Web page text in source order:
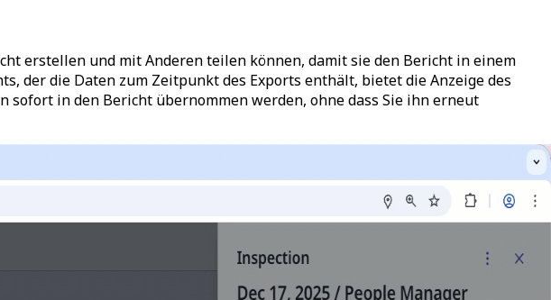
erstellen und mit Anderen teilen können, damit sie den Bericht in einem
der die Daten zum Zeitpunkt des Exports enthält, bietet die Anzeige des
in den Bericht übernommen werden, ohne dass Sie ihn erneut